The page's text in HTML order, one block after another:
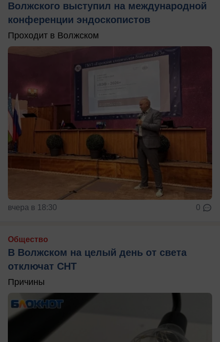
Волжского выступил на международной
конференции эндоскопистов
Проходит в Волжском
вчера в 18:30 0
Общество
В Волжском на целый день от света
отключат СНТ
Причины